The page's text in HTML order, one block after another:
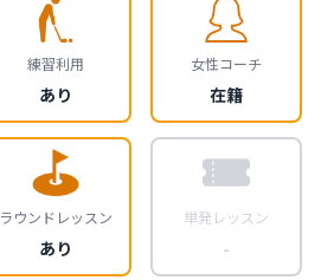
練習利用
あり
女性コーチ
在籍
ラウンドレッスン
あり
単発レッスン
-